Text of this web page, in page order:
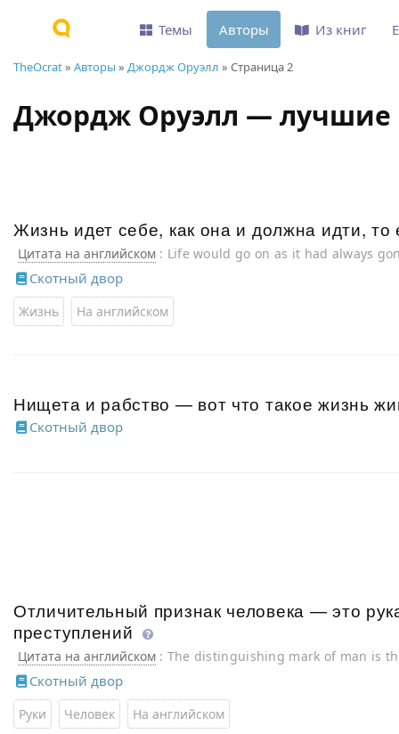
TheOcrat» Авторы » Джордж Оруэлл » Страница 2
Джордж Оруэлл —
Жизнь идет себе, как она и должна идти, то
Цитата на английском : Life would go on as it had always
Скотный двор
Жизнь На английском
Нищета и рабство — вот что такое жизнь
Скотный двор
Отличительный признак человека — это
преступлений
Цитата на английском : The distinguishing mark of man is
with which he does all his mischief
Скотный двор
Руки Человек На английском
Темы Авторы Из книг